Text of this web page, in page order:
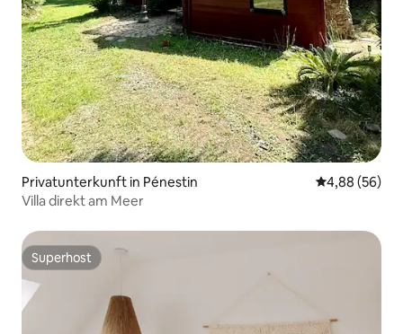
Privatunterkunft in Pénestin
4,88 (56)
Villa direkt am Meer
Superhost
Superhost